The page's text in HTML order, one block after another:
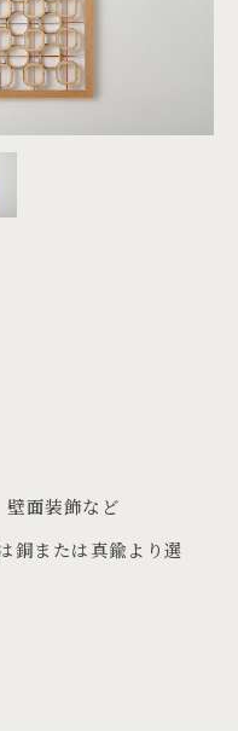
壁面装飾など
銅または真鍮より選